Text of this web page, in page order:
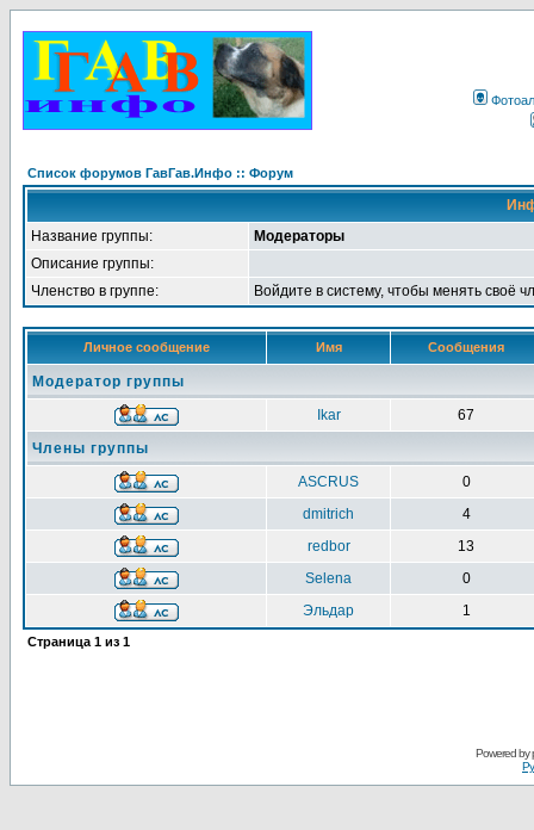
Список форумов ГавГав.Инфо :: Форум
Название группы:
Модераторы
Описание группы:
Членство в группе:
Войдите в систему, чтобы менять своё
Личное сообщение Имя Сообщения
Модератор группы
Ikar
67
Члены группы
ASCRUS
0
dmitrich
4
redbor
13
Selena
0
Эльдар
1
Страница 1 из 1
Powered by